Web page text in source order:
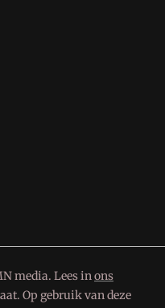
media. Lees inons
Op gebruik van deze